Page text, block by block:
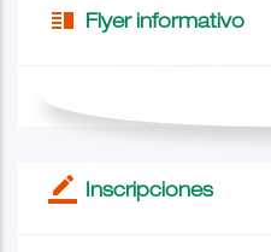
vertical_split Flyer informativo
border_color Inscripciones